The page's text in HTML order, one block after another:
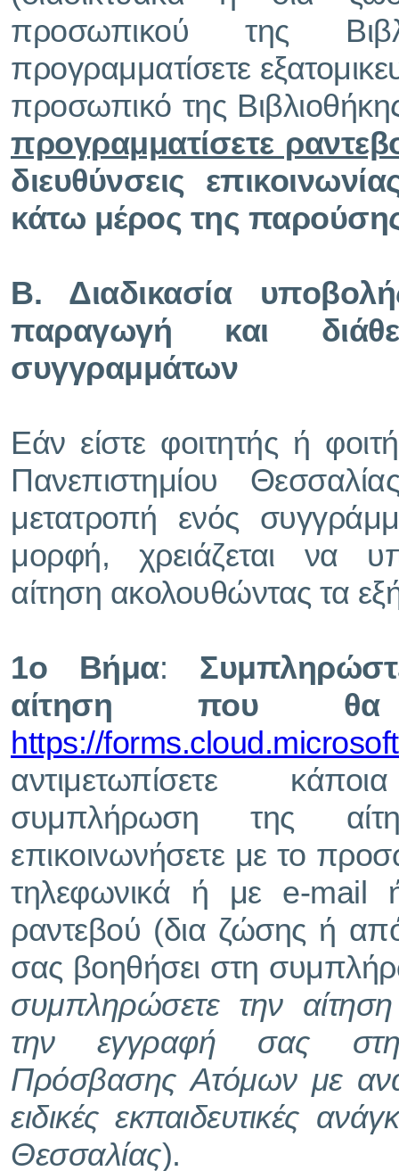
προσωπικού της
προγραμματίσετε
προσωπικό της
προγραμματίσετε
διευθύνσεις
κάτω μέρος της
Β. Διαδικασία
παραγωγή και
συγγραμμάτων
Εάν είστε φοιτητής ή
Πανεπιστημίου
μετατροπή ενός
μορφή, χρειάζεται να
αίτηση ακολουθώντας τα
1ο Βήμα:
αίτηση που
https://
αντιμετωπίσετε
συμπλήρωση της
επικοινωνήσετε με το
τηλεφωνικά ή με e-mail
ραντεβού (δια ζώσης ή
σας βοηθήσει στη
συμπληρώσετε την
την εγγραφή σας
Πρόσβασης Ατόμων με
ειδικές εκπαιδευτικές
Θεσσαλίας).